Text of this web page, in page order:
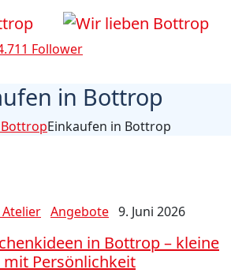
Follower
in Bottrop
Einkaufen in Bottrop
Atelier Angebote 9. Juni 2026
in Bottrop – kleine
Persönlichkeit